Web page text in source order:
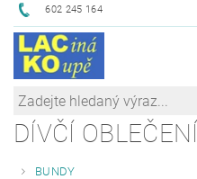
602 245 164
DÍVČÍ OBLEČENÍ
BUNDY